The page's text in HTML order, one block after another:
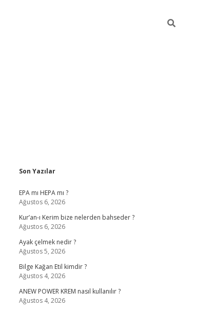
Sidebar
Son Yazılar
EPA mı HEPA mı ?
Ağustos 6, 2026
Kur’an-ı Kerim bize nelerden bahseder ?
Ağustos 6, 2026
Ayak çelmek nedir ?
Ağustos 5, 2026
Bilge Kağan Etil kimdir ?
Ağustos 4, 2026
ANEW POWER KREM nasıl kullanılır ?
Ağustos 4, 2026